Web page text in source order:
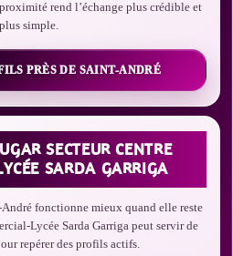
rend l’échange plus crédible et
plus simple.
PRÈS DE SAINT-ANDRÉ
SECTEUR CENTRE
SARDA GARRIGA
fonctionne mieux quand elle reste
Lycée Sarda Garriga peut servir de
repérer des profils actifs.